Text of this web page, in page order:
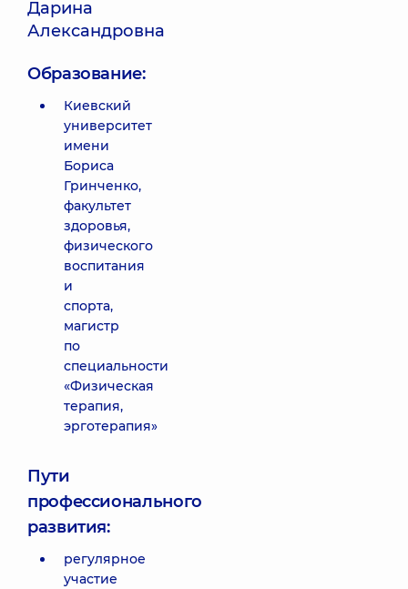
Дарина
Александровна
Образование:
Киевский
университет
имени
Бориса
Гринченко,
факультет
здоровья,
физического
воспитания
и
спорта,
магистр
по
специальности
«Физическая
терапия,
эрготерапия»
Пути
профессионального
развития:
регулярное
участие